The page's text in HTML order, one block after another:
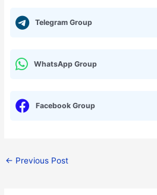
Telegram Group
WhatsApp Group
Facebook Group
← Previous Post